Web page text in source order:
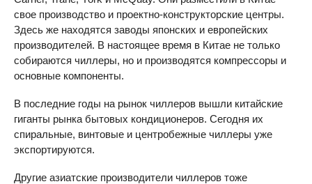
свое производство и проектно-конструкторские центры.
Здесь же находятся заводы японских и европейских
производителей. В настоящее время в Китае не только
собираются чиллеры, но и производятся компрессоры и
основные компоненты.
В последние годы на рынок чиллеров вышли китайские
гиганты рынка бытовых кондиционеров. Сегодня их
спиральные, винтовые и центробежные чиллеры уже
экспортируются.
Другие азиатские производители чиллеров тоже